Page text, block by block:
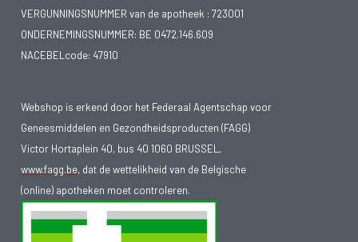
VERGUNNINGSNUMMER van de apotheek : 723001
ONDERNEMINGSNUMMER: BE 0472.146.609
NACEBELcode: 47910
Webshop is erkend door het Federaal Agentschap voor
Geneesmiddelen en Gezondheidsproducten (FAGG)
Victor Hortaplein 40, bus 40 1060 BRUSSEL,
www.fagg.be, dat de wettelikheid van de Belgische
(online) apotheken moet controleren.